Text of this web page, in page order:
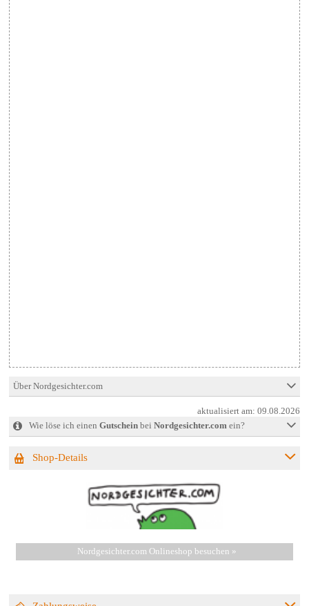
Über Nordgesichter.com
aktualisiert am:09.08.2026
Wie löse ich einen Gutscheinbei Nordgesichter.comein?
Shop-Details
Nordgesichter.com Onlineshop besuchen »